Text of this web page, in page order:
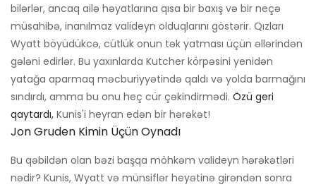
bilərlər, ancaq ailə həyatlarına qısa bir baxış və bir neçə
müsahibə, inanılmaz valideyn olduqlarını göstərir. Qızları
Wyatt böyüdükcə, cütlük onun tək yatması üçün əllərindən
gələni edirlər. Bu yaxınlarda Kutcher körpəsini yenidən
yatağa aparmaq məcburiyyətində qaldı və yolda barmağını
sındırdı, amma bu onu heç cür çəkindirmədi. Özü geri
qaytardı, Kunis'i heyran edən bir hərəkət!
Jon Gruden Kimin Üçün Oynadı
Bu qəbildən olan bəzi başqa möhkəm valideyn hərəkətləri
nədir? Kunis, Wyatt və münsiflər heyətinə girəndən sonra